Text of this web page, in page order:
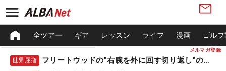
メルマガ登録
全ツアー ギア レッスン ライフ 漫画 ゴル
世界屈指 フリートウッドの”右腕を外に回す切り返し”の秘密